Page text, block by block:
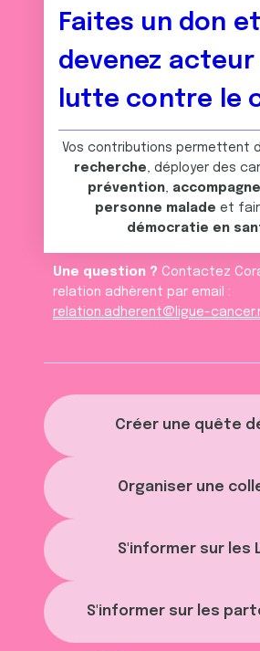
Créer une quête
Organiser une
S'informer sur les
S'informer sur les
Faites un don et
devenez acteur
lutte contre le
Vos contributions permettent
recherche , déployer des
prévention,
personne malade et
démocratie en
Une question ? Contactez
relation adhèrent par email :
relation.adherent@ligue-